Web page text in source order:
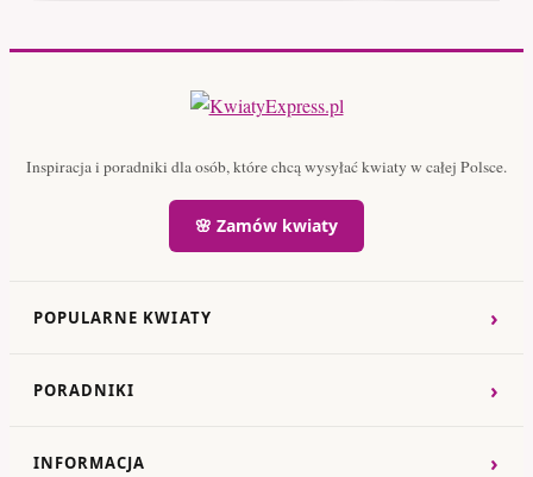
Inspiracja i poradniki dla osób, które chcą wysyłać kwiaty w całej Polsce.
🌸 Zamów kwiaty
POPULARNE KWIATY ›
PORADNIKI ›
INFORMACJA ›